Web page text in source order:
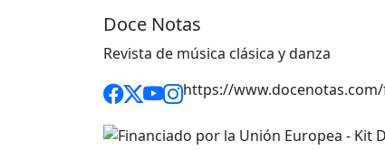
Doce Notas
Revista de música clásica y danza
https://